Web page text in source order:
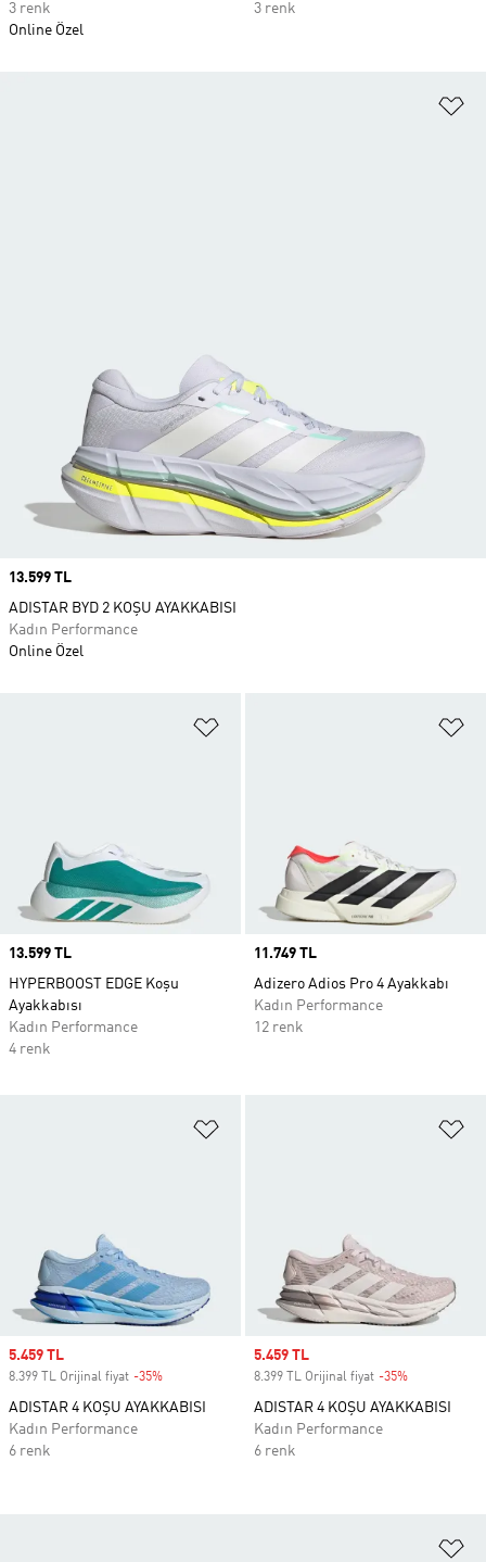
3 renk
Online Özel
3 renk
Price
13.599 TL
HYPERBOOST EDGE Koşu
Ayakkabısı
Kadın Performance
4 renk
Price
11.749 TL
Adizero Adios Pro 4 Ayakkabı
Kadın Performance
12 renk
Sale price
5.459 TL
8.399 TL Orijinal fiyat -35%
ADISTAR 4 KOŞU AYAKKABISI
Kadın Performance
6 renk
Sale price
5.459 TL
8.399 TL Orijinal fiyat -35%
ADISTAR 4 KOŞU AYAKKABISI
Kadın Performance
6 renk
Price
13.599 TL
ADISTAR BYD 2 KOŞU AYAKKABISI
Kadın Performance
Online Özel